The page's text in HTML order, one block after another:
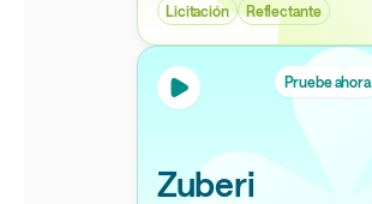
Licitación
Reflectante
Pruebe ahora
Zuberi